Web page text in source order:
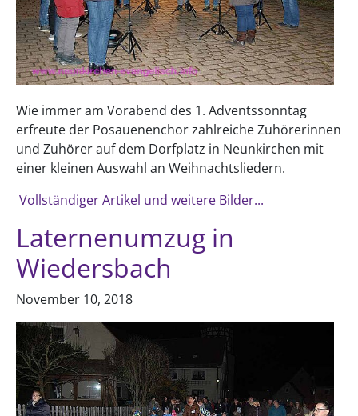
Wie immer am Vorabend des 1. Adventssonntag
erfreute der Posauenenchor zahlreiche Zuhörerinnen
und Zuhörer auf dem Dorfplatz in Neunkirchen mit
einer kleinen Auswahl an Weihnachtsliedern.
Vollständiger Artikel und weitere Bilder...
Laternenumzug in
Wiedersbach
November 10, 2018